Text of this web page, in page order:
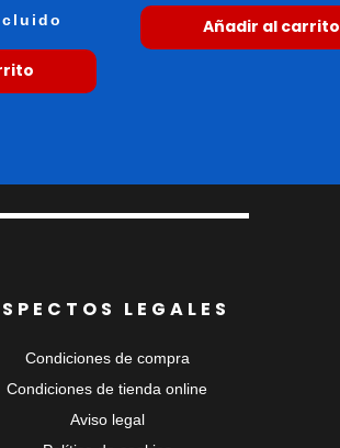
Añadir al carrito
LEGALES
Condiciones de compra
Condiciones de tienda online
Aviso legal